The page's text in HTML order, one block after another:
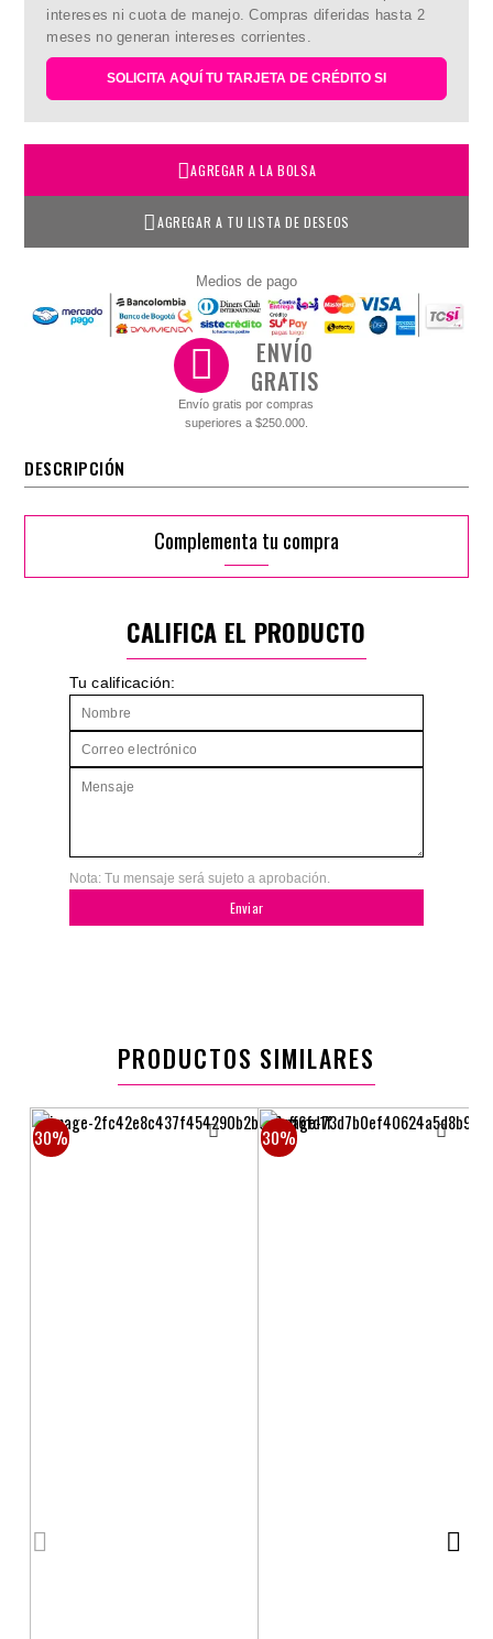
intereses ni cuota de manejo. Compras diferidas hasta 2
meses no generan intereses corrientes.
SOLICITA AQUÍ TU TARJETA DE CRÉDITO SI
AGREGAR A LA BOLSA
AGREGAR A TU LISTA DE DESEOS
Medios de pago
ENVÍO
GRATIS
Envío gratis por compras
superiores a $250.000.
DESCRIPCIÓN
Complementa tu compra
CALIFICA EL PRODUCTO
Tu calificación:
Nota: Tu mensaje será sujeto a aprobación.
Enviar
PRODUCTOS SIMILARES
30% 30%